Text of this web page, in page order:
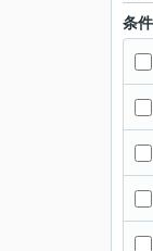
条件